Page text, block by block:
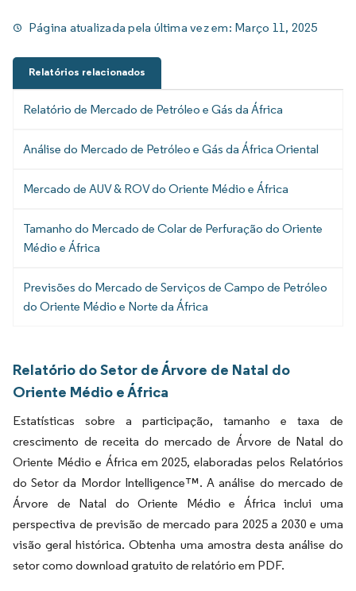
Página atualizada pela última vez em: Março 11, 2025
Relatórios relacionados
Relatório de Mercado de Petróleo e Gás da África
Análise do Mercado de Petróleo e Gás da África Oriental
Mercado de AUV & ROV do Oriente Médio e África
Tamanho do Mercado de Colar de Perfuração do Oriente
Médio e África
Previsões do Mercado de Serviços de Campo de Petróleo
do Oriente Médio e Norte da África
Relatório do Setor de Árvore de Natal do
Oriente Médio e África
Estatísticas sobre a participação, tamanho e taxa de
crescimento de receita do mercado de Árvore de Natal do
Oriente Médio e África em 2025, elaboradas pelos Relatórios
do Setor da Mordor Intelligence™. A análise do mercado de
Árvore de Natal do Oriente Médio e África inclui uma
perspectiva de previsão de mercado para 2025 a 2030 e uma
visão geral histórica. Obtenha uma amostra desta análise do
setor como download gratuito de relatório em PDF.